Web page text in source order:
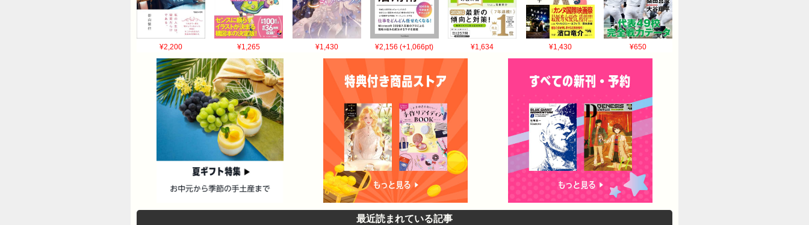
¥2,200 ¥1,265 ¥1,430 ¥2,156 (+1,066pt) ¥1,634 ¥1,430 ¥650
最近読まれている記事